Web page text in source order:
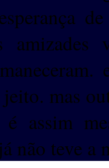
mas
assim
não teve a